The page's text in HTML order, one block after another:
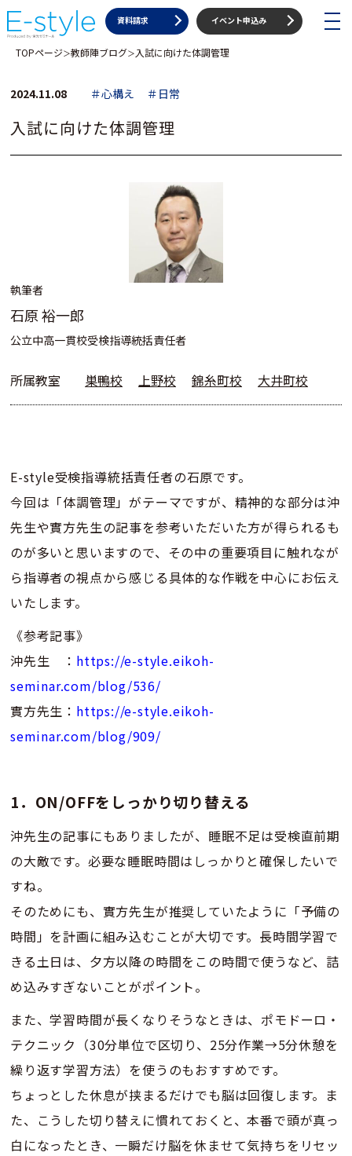
toggle
資料請求 イベント申込み
TOPページ＞教師陣ブログ＞ 入試に向けた体調管理
2024.11.08 ＃心構え ＃日常
入試に向けた体調管理
執筆者
石原 裕一郎
公立中高一貫校受検指導統括責任者
所属教室 巣鴨校 上野校 錦糸町校 大井町校
E-style受検指導統括責任者の石原です。
今回は「体調管理」がテーマですが、精神的な部分は沖
先生や實方先生の記事を参考いただいた方が得られるも
のが多いと思いますので、その中の重要項目に触れなが
ら指導者の視点から感じる具体的な作戦を中心にお伝え
いたします。
《参考記事》
沖先生 ： https://e-style.eikoh-
seminar.com/blog/536/
實方先生： https://e-style.eikoh-
seminar.com/blog/909/
1．ON/OFFをしっかり切り替える
沖先生の記事にもありましたが、睡眠不足は受検直前期
の大敵です。必要な睡眠時間はしっかりと確保したいで
すね。
そのためにも、實方先生が推奨していたように「予備の
時間」を計画に組み込むことが大切です。長時間学習で
きる土日は、夕方以降の時間をこの時間で使うなど、詰
め込みすぎないことがポイント。
また、学習時間が長くなりそうなときは、ポモドーロ・
テクニック（30分単位で区切り、25分作業→5分休憩を
繰り返す学習方法）を使うのもおすすめです。
ちょっとした休息が挟まるだけでも脳は回復します。ま
た、こうした切り替えに慣れておくと、本番で頭が真っ
白になったとき、一瞬だけ脳を休ませて気持ちをリセッ